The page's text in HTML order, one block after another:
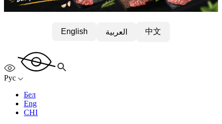
English العربية 中文
Рус
Бел
Eng
CHI